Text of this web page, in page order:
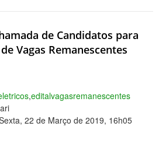
de Candidatos para
Vagas Remanescentes
,editalvagasremanescentes
22 de Março de 2019, 16h05